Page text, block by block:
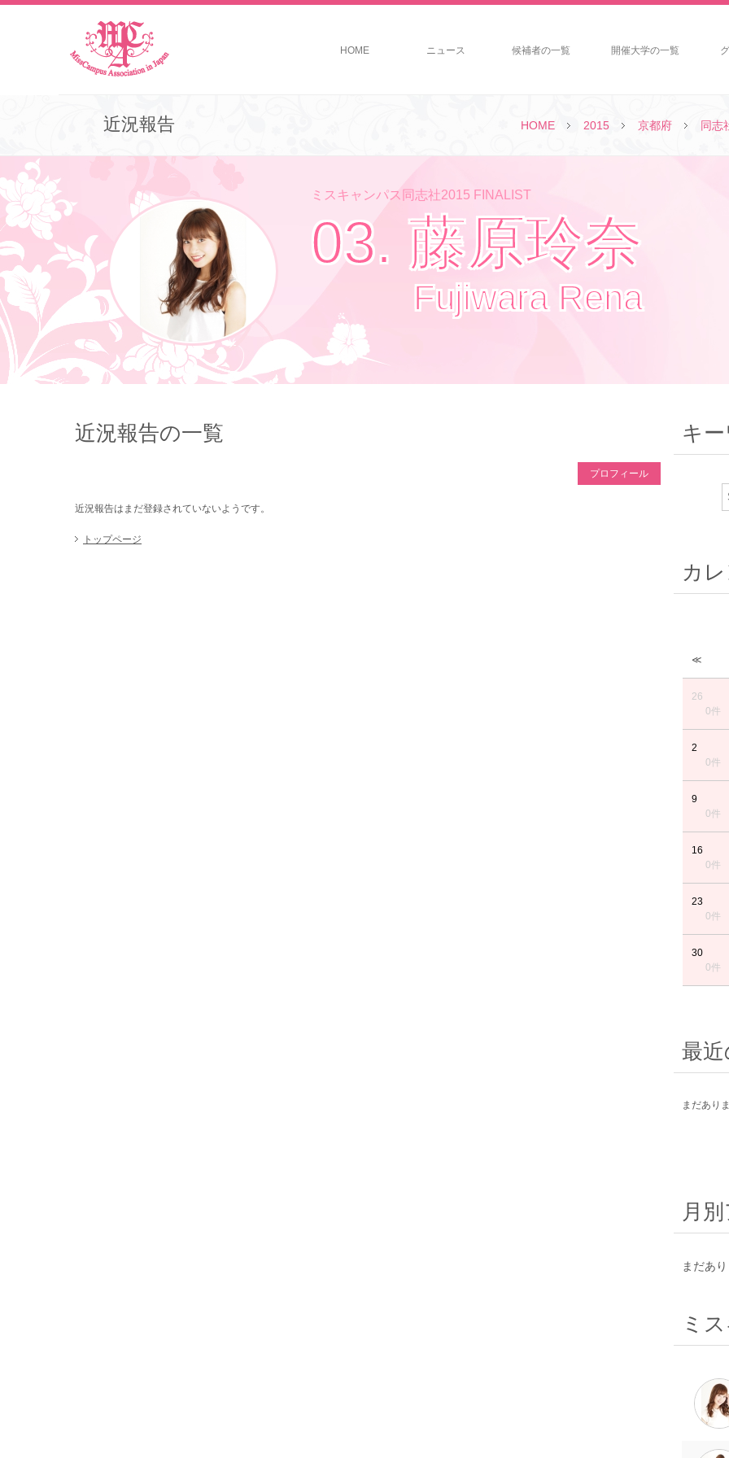
HOME ニュース 候補者の一覧 開催大学の一覧
HOME 2015 京都府 同志
近況報告
ミスキャンパス同志社2015 FINALIST
03. 藤原玲奈
Fujiwara Rena
近況報告の一覧
プロフィール
近況報告はまだ登録されていないようです。
トップページ
キ
カ
≪
26
0件
2
0件
9
0件
16
0件
23
0件
30
0件
最
まだあり
月
まだあ
ミ